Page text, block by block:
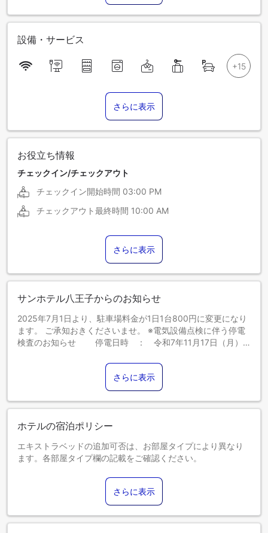
設備・サービス
さらに表示
お役立ち情報
チェックイン/チェックアウト
チェックイン開始時間 03:00 PM
チェックアウト最終時間 10:00 AM
さらに表示
サンホテル八王子からのお知らせ
2025年7月1日より、駐車場料金が1日1台800円に変更になり
ます。 ご承知おきくださいませ。 ※電気設備点検に伴う停電
検査のお知らせ 停電日時 ： 令和7年11月17日（月）
お掛けいたしますが、ご理解ご協力をお願い致します。
さらに表示
ホテルの宿泊ポリシー
エキストラベッドの追加可否は、お部屋タイプにより異なり
ます。各部屋タイプ欄の記載をご確認ください。
さらに表示